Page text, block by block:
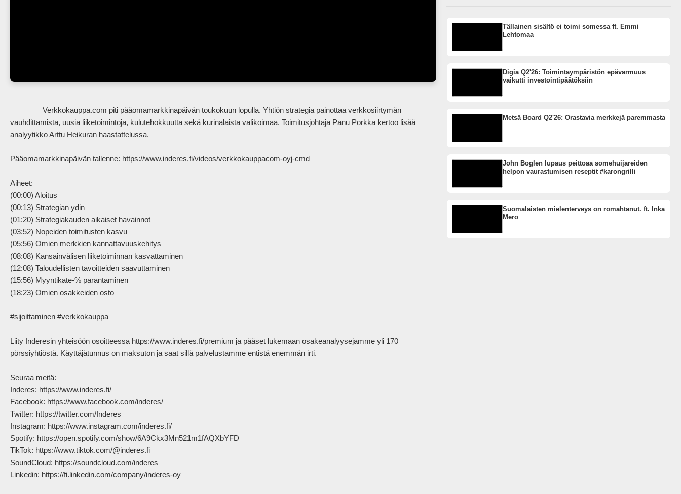
vauhdittamista, uusia liiketoimintoja, kulutehokkuutta sekä kurinalaista valikoimaa. Toimitusjohtaja Panu Porkka kertoo lisää
analyytikko Arttu Heikuran haastattelussa.
Pääomamarkkinapäivän tallenne: https://www.inderes.fi/videos/verkkokauppacom-oyj-cmd
Aiheet:
(00:00) Aloitus
(00:13) Strategian ydin
(01:20) Strategiakauden aikaiset havainnot
(03:52) Nopeiden toimitusten kasvu
(05:56) Omien merkkien kannattavuuskehitys
(08:08) Kansainvälisen liiketoiminnan kasvattaminen
(12:08) Taloudellisten tavoitteiden saavuttaminen
(15:56) Myyntikate-% parantaminen
(18:23) Omien osakkeiden osto
#sijoittaminen #verkkokauppa
Liity Inderesin yhteisöön osoitteessa https://www.inderes.fi/premium ja pääset lukemaan osakeanalyysejamme yli 170
pörssiyhtiöstä. Käyttäjätunnus on maksuton ja saat sillä palvelustamme entistä enemmän irti.
Seuraa meitä:
Inderes: https://www.inderes.fi/
Facebook: https://www.facebook.com/inderes/
Twitter: https://twitter.com/Inderes
Instagram: https://www.instagram.com/inderes.fi/
Spotify: https://open.spotify.com/show/6A9Ckx3Mn521m1fAQXbYFD
TikTok: https://www.tiktok.com/@inderes.fi
SoundCloud: https://soundcloud.com/inderes
Linkedin: https://fi.linkedin.com/company/inderes-oy
Tällainen sisältö ei toimi somessa ft. Emmi
Lehtomaa
Digia Q2'26: Toimintaympäristön epävarmuus
vaikutti investointipäätöksiin
Metsä Board Q2'26: Orastavia merkkejä paremmasta
John Boglen lupaus peittoaa somehuijareiden
helpon vaurastumisen reseptit #karongrilli
Suomalaisten mielenterveys on romahtanut. ft. Inka
Mero